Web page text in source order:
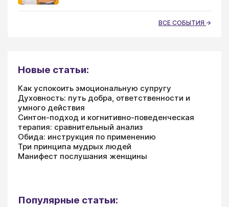
ВСЕ СОБЫТИЯ
Новые статьи:
Как успокоить эмоциональную супругу
Духовность: путь добра, ответственности и
умного действия
Синтон-подход и когнитивно-поведенческая
терапия: сравнительный анализ
Обида: инструкция по применению
Три принципа мудрых людей
Манифест послушания женщины
Популярные статьи: